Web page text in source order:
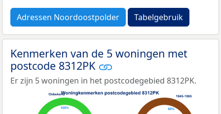
Adressen Noordoostpolder Tabelgebruik
Kenmerken van de 5 woningen met
postcode 8312PK
Er zijn 5 woningen in het postcodegebied 8312PK.